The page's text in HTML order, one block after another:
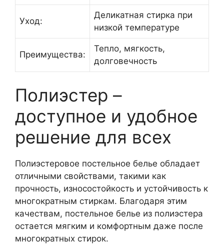
Уход:
Деликатная стирка при
низкой температуре
Преимущества:
Тепло, мягкость,
долговечность
Полиэстер –
доступное и удобное
решение для всех
Полиэстеровое постельное белье обладает
отличными свойствами, такими как
прочность, износостойкость и устойчивость к
многократным стиркам. Благодаря этим
качествам, постельное белье из полиэстера
остается мягким и комфортным даже после
многократных стирок.